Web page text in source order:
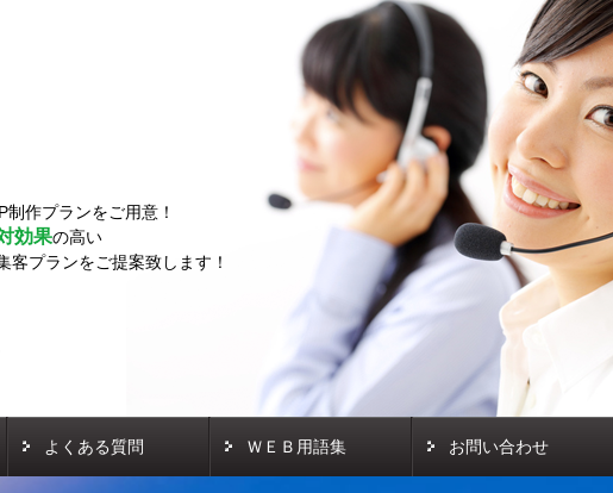
制作プランをご用意！
効果の高い
客プランをご提案致します！
よくある質問 ＷＥＢ用語集 お問い合わせ